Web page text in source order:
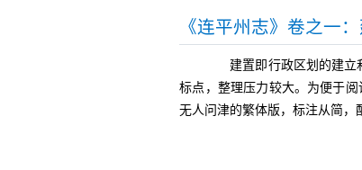
《连平州志》卷之一
建置即行政区划的建立和
标点，整理压力较大。为便于
无人问津的繁体版，标注从简